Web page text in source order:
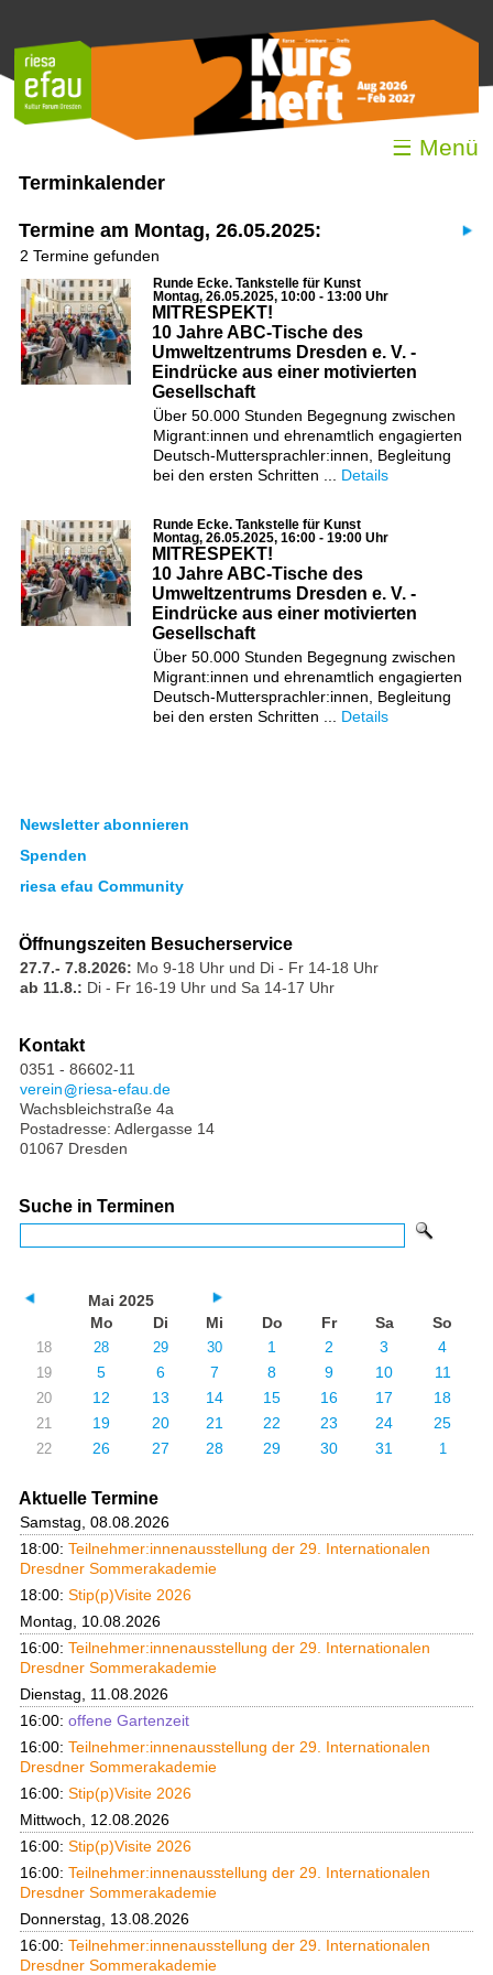
☰ Menü
Terminkalender
Termine am Montag, 26.05.2025:
2 Termine gefunden
Runde Ecke. Tankstelle für Kunst
Montag, 26.05.2025, 10:00 - 13:00 Uhr
MITRESPEKT!
10 Jahre ABC-Tische des
Umweltzentrums Dresden e. V. -
Eindrücke aus einer motivierten
Gesellschaft
Über 50.000 Stunden Begegnung zwischen
Migrant:innen und ehrenamtlich engagierten
Deutsch-Muttersprachler:innen, Begleitung
bei den ersten Schritten ... Details
Runde Ecke. Tankstelle für Kunst
Montag, 26.05.2025, 16:00 - 19:00 Uhr
MITRESPEKT!
10 Jahre ABC-Tische des
Umweltzentrums Dresden e. V. -
Eindrücke aus einer motivierten
Gesellschaft
Über 50.000 Stunden Begegnung zwischen
Migrant:innen und ehrenamtlich engagierten
Deutsch-Muttersprachler:innen, Begleitung
bei den ersten Schritten ... Details
Newsletter abonnieren
Spenden
riesa efau Community
Öffnungszeiten Besucherservice
27.7.- 7.8.2026: Mo 9-18 Uhr und Di - Fr 14-18 Uhr
ab 11.8.: Di - Fr 16-19 Uhr und Sa 14-17 Uhr
Kontakt
0351 - 86602-11
verein
riesa-efau.de
Wachsbleichstraße 4a
Postadresse: Adlergasse 14
01067 Dresden
Suche in Terminen
Mai 2025
Mo
Di Mi Do Fr Sa So
18 28 29 30 1 2 3 4
19 5 6 7 8 9 10 11
20 12 13 14 15 16 17 18
21 19 20 21 22 23 24 25
22 26 27 28 29 30 31 1
Aktuelle Termine
Samstag, 08.08.2026
18:00: Teilnehmer:innenausstellung der 29. Internationalen
Dresdner Sommerakademie
18:00: Stip(p)Visite 2026
Montag, 10.08.2026
16:00: Teilnehmer:innenausstellung der 29. Internationalen
Dresdner Sommerakademie
Dienstag, 11.08.2026
16:00: offene Gartenzeit
16:00: Teilnehmer:innenausstellung der 29. Internationalen
Dresdner Sommerakademie
16:00: Stip(p)Visite 2026
Mittwoch, 12.08.2026
16:00: Stip(p)Visite 2026
16:00: Teilnehmer:innenausstellung der 29. Internationalen
Dresdner Sommerakademie
Donnerstag, 13.08.2026
16:00: Teilnehmer:innenausstellung der 29. Internationalen
Dresdner Sommerakademie